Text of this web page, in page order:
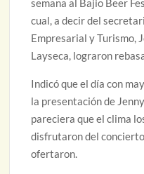
semana al Bajio Beer
cual, a decir del
Empresarial y Turismo,
Layseca, lograron
Indicó que el día con
la presentación de
pareciera que el clima
disfrutaron del
ofertaron.